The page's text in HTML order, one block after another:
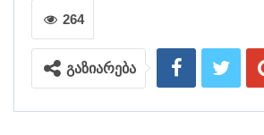
264
გაზიარება